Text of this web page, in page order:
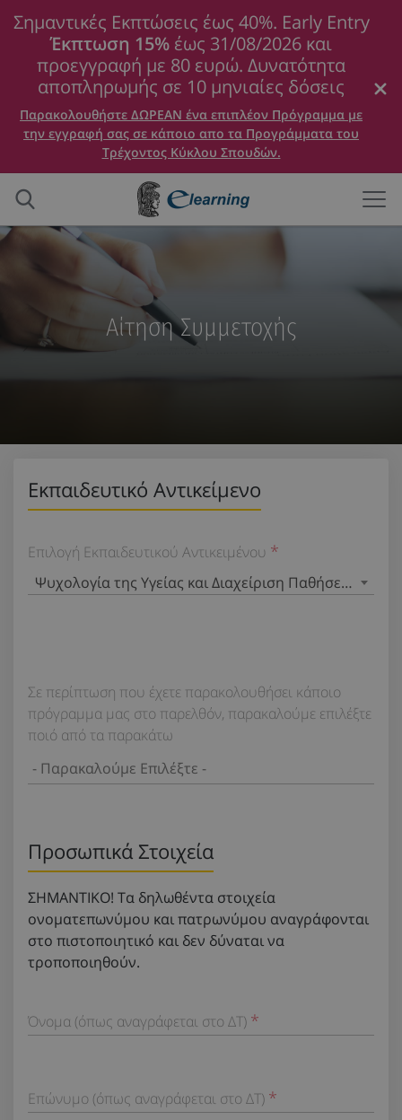
Σημαντικές Εκπτώσεις έως 40%. Early Entry
Έκπτωση 15% έως 31/08/2026 και
προεγγραφή με 80 ευρώ. Δυνατότητα
αποπληρωμής σε 10 μηνιαίες δόσεις
Παρακολουθήστε ΔΩΡΕΑΝ ένα επιπλέον Πρόγραμμα με
την εγγραφή σας σε κάποιο απο τα Προγράμματα του
Τρέχοντος Κύκλου Σπουδών.
Αίτηση Συμμετοχής
Εκπαιδευτικό Αντικείμενο
Επιλογή Εκπαιδευτικού Αντικειμένου
Ψυχολογία της Υγείας και Διαχείριση Παθήσεων
Σε περίπτωση που έχετε παρακολουθήσει κάποιο
πρόγραμμα μας στο παρελθόν, παρακαλούμε επιλέξτε
ποιό από τα παρακάτω
Προσωπικά Στοιχεία
ΣΗΜΑΝΤΙΚΟ! Τα δηλωθέντα στοιχεία
ονοματεπωνύμου και πατρωνύμου αναγράφονται
στο πιστοποιητικό και δεν δύναται να
τροποποιηθούν.
Όνομα (όπως αναγράφεται στο ΔΤ)
Επώνυμο (όπως αναγράφεται στο ΔΤ)